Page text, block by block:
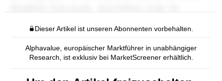
Dieser Artikel ist unseren Abonnenten vorbehalten.
Alphavalue, europäischer Marktführer in unabhängiger
Research, ist exklusiv bei MarketScreener erhältlich.